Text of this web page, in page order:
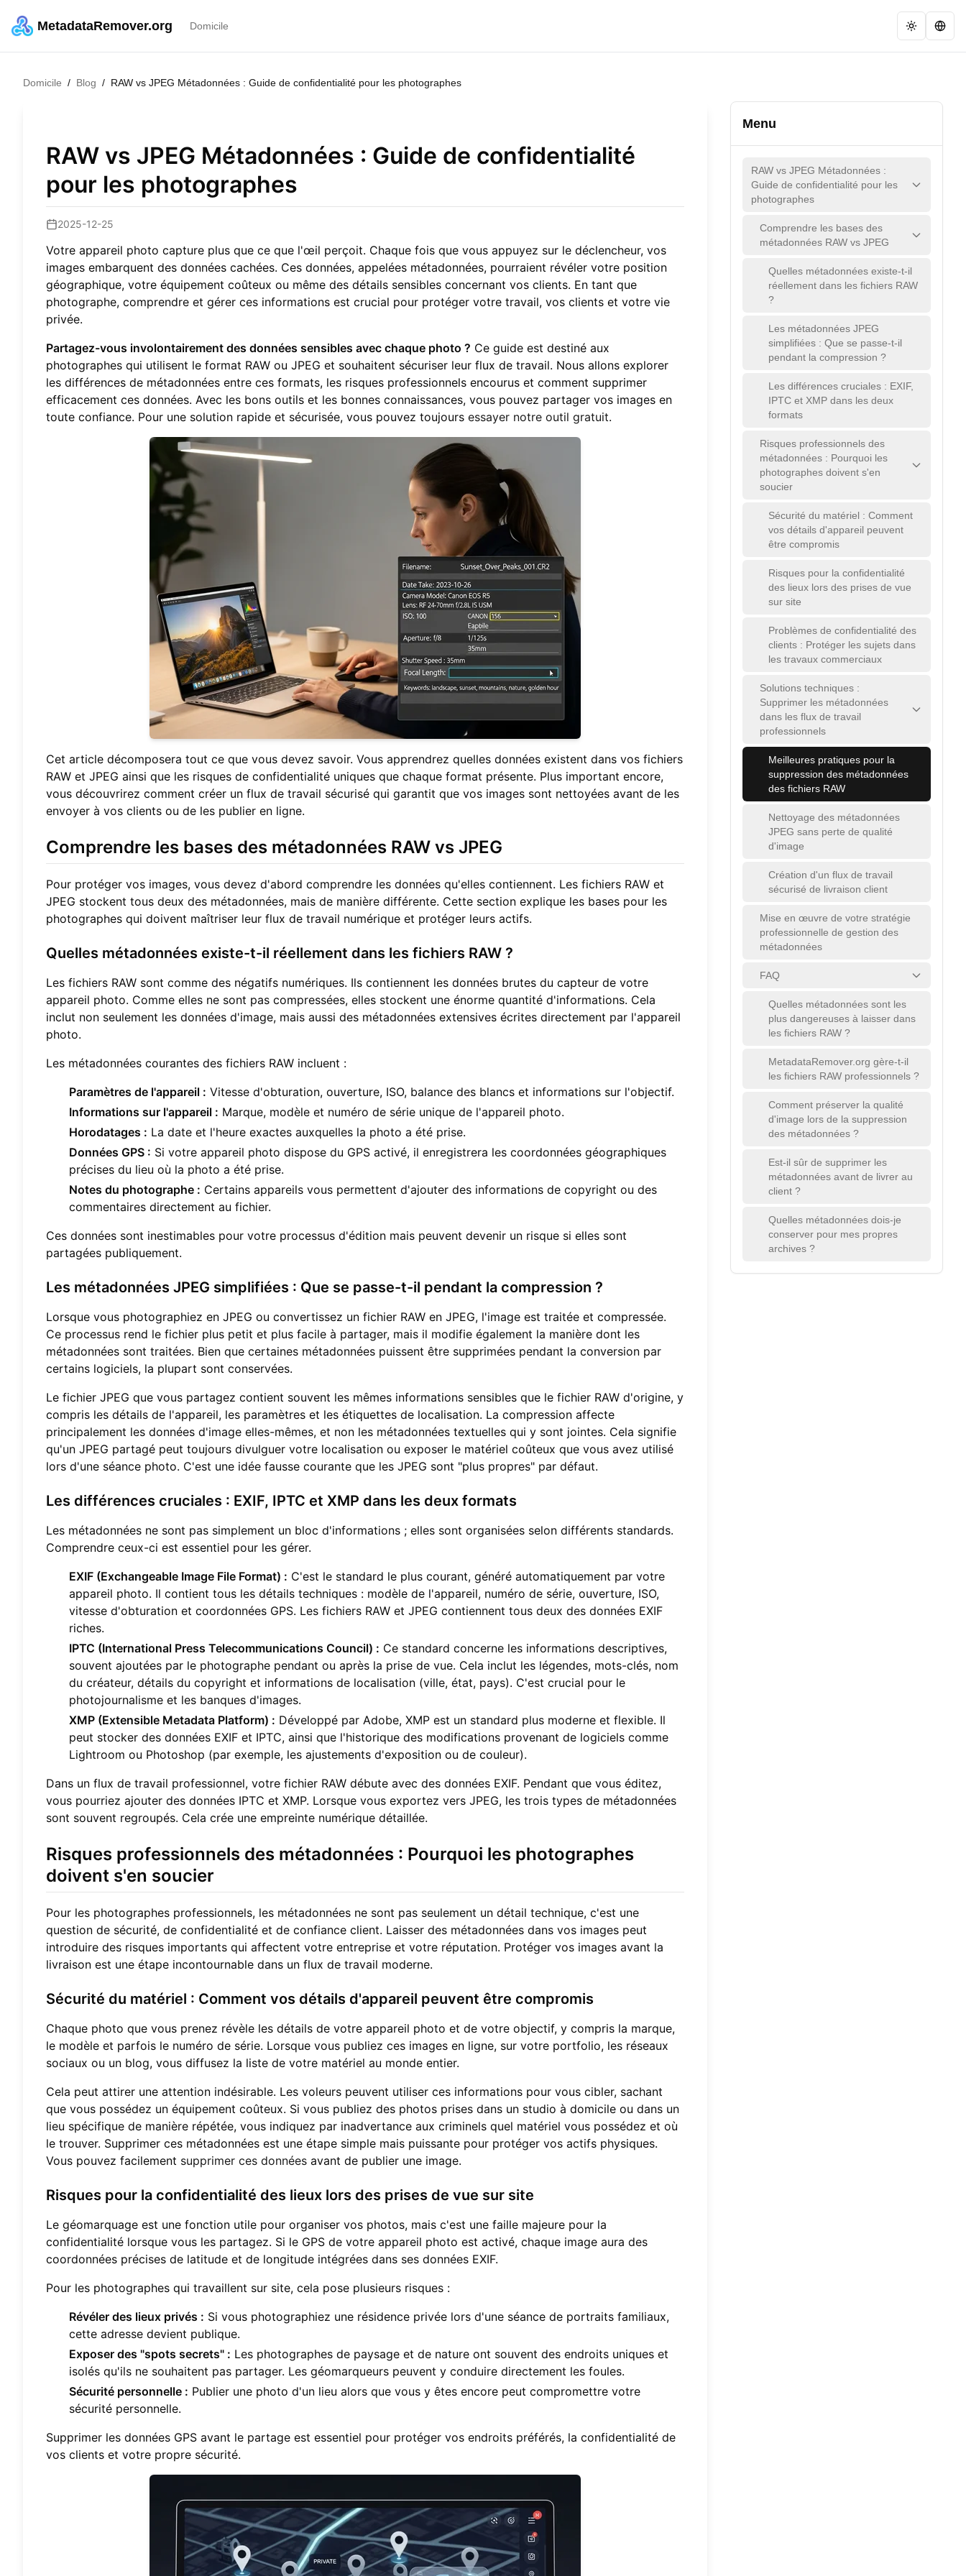
MetadataRemover.org Domicile
Domicile / Blog / RAW vs JPEG Métadonnées : Guide de confidentialité pour les photographes
RAW vs JPEG Métadonnées : Guide de confidentialité
pour les photographes
2025-12-25
Votre appareil photo capture plus que ce que l'œil perçoit. Chaque fois que vous appuyez sur le déclencheur, vos
images embarquent des données cachées. Ces données, appelées métadonnées, pourraient révéler votre position
géographique, votre équipement coûteux ou même des détails sensibles concernant vos clients. En tant que
photographe, comprendre et gérer ces informations est crucial pour protéger votre travail, vos clients et votre vie
privée.
Partagez-vous involontairement des données sensibles avec chaque photo ? Ce guide est destiné aux
photographes qui utilisent le format RAW ou JPEG et souhaitent sécuriser leur flux de travail. Nous allons explorer
les différences de métadonnées entre ces formats, les risques professionnels encourus et comment supprimer
efficacement ces données. Avec les bons outils et les bonnes connaissances, vous pouvez partager vos images en
toute confiance. Pour une solution rapide et sécurisée, vous pouvez toujours essayer notre outil gratuit.
Cet article décomposera tout ce que vous devez savoir. Vous apprendrez quelles données existent dans vos fichiers
RAW et JPEG ainsi que les risques de confidentialité uniques que chaque format présente. Plus important encore,
vous découvrirez comment créer un flux de travail sécurisé qui garantit que vos images sont nettoyées avant de les
envoyer à vos clients ou de les publier en ligne.
Comprendre les bases des métadonnées RAW vs JPEG
Pour protéger vos images, vous devez d'abord comprendre les données qu'elles contiennent. Les fichiers RAW et
JPEG stockent tous deux des métadonnées, mais de manière différente. Cette section explique les bases pour les
photographes qui doivent maîtriser leur flux de travail numérique et protéger leurs actifs.
Quelles métadonnées existe-t-il réellement dans les fichiers RAW ?
Les fichiers RAW sont comme des négatifs numériques. Ils contiennent les données brutes du capteur de votre
appareil photo. Comme elles ne sont pas compressées, elles stockent une énorme quantité d'informations. Cela
inclut non seulement les données d'image, mais aussi des métadonnées extensives écrites directement par l'appareil
photo.
Les métadonnées courantes des fichiers RAW incluent :
Paramètres de l'appareil : Vitesse d'obturation, ouverture, ISO, balance des blancs et informations sur l'objectif.
Informations sur l'appareil : Marque, modèle et numéro de série unique de l'appareil photo.
Horodatages : La date et l'heure exactes auxquelles la photo a été prise.
Données GPS : Si votre appareil photo dispose du GPS activé, il enregistrera les coordonnées géographiques
précises du lieu où la photo a été prise.
Notes du photographe : Certains appareils vous permettent d'ajouter des informations de copyright ou des
commentaires directement au fichier.
Ces données sont inestimables pour votre processus d'édition mais peuvent devenir un risque si elles sont
partagées publiquement.
Les métadonnées JPEG simplifiées : Que se passe-t-il pendant la compression ?
Lorsque vous photographiez en JPEG ou convertissez un fichier RAW en JPEG, l'image est traitée et compressée.
Ce processus rend le fichier plus petit et plus facile à partager, mais il modifie également la manière dont les
métadonnées sont traitées. Bien que certaines métadonnées puissent être supprimées pendant la conversion par
certains logiciels, la plupart sont conservées.
Le fichier JPEG que vous partagez contient souvent les mêmes informations sensibles que le fichier RAW d'origine, y
compris les détails de l'appareil, les paramètres et les étiquettes de localisation. La compression affecte
principalement les données d'image elles-mêmes, et non les métadonnées textuelles qui y sont jointes. Cela signifie
qu'un JPEG partagé peut toujours divulguer votre localisation ou exposer le matériel coûteux que vous avez utilisé
lors d'une séance photo. C'est une idée fausse courante que les JPEG sont "plus propres" par défaut.
Les différences cruciales : EXIF, IPTC et XMP dans les deux formats
Les métadonnées ne sont pas simplement un bloc d'informations ; elles sont organisées selon différents standards.
Comprendre ceux-ci est essentiel pour les gérer.
EXIF (Exchangeable Image File Format) : C'est le standard le plus courant, généré automatiquement par votre
appareil photo. Il contient tous les détails techniques : modèle de l'appareil, numéro de série, ouverture, ISO,
vitesse d'obturation et coordonnées GPS. Les fichiers RAW et JPEG contiennent tous deux des données EXIF
riches.
IPTC (International Press Telecommunications Council) : Ce standard concerne les informations descriptives,
souvent ajoutées par le photographe pendant ou après la prise de vue. Cela inclut les légendes, mots-clés, nom
du créateur, détails du copyright et informations de localisation (ville, état, pays). C'est crucial pour le
photojournalisme et les banques d'images.
XMP (Extensible Metadata Platform) : Développé par Adobe, XMP est un standard plus moderne et flexible. Il
peut stocker des données EXIF et IPTC, ainsi que l'historique des modifications provenant de logiciels comme
Lightroom ou Photoshop (par exemple, les ajustements d'exposition ou de couleur).
Dans un flux de travail professionnel, votre fichier RAW débute avec des données EXIF. Pendant que vous éditez,
vous pourriez ajouter des données IPTC et XMP. Lorsque vous exportez vers JPEG, les trois types de métadonnées
sont souvent regroupés. Cela crée une empreinte numérique détaillée.
Risques professionnels des métadonnées : Pourquoi les photographes
doivent s'en soucier
Pour les photographes professionnels, les métadonnées ne sont pas seulement un détail technique, c'est une
question de sécurité, de confidentialité et de confiance client. Laisser des métadonnées dans vos images peut
introduire des risques importants qui affectent votre entreprise et votre réputation. Protéger vos images avant la
livraison est une étape incontournable dans un flux de travail moderne.
Sécurité du matériel : Comment vos détails d'appareil peuvent être compromis
Chaque photo que vous prenez révèle les détails de votre appareil photo et de votre objectif, y compris la marque,
le modèle et parfois le numéro de série. Lorsque vous publiez ces images en ligne, sur votre portfolio, les réseaux
sociaux ou un blog, vous diffusez la liste de votre matériel au monde entier.
Cela peut attirer une attention indésirable. Les voleurs peuvent utiliser ces informations pour vous cibler, sachant
que vous possédez un équipement coûteux. Si vous publiez des photos prises dans un studio à domicile ou dans un
lieu spécifique de manière répétée, vous indiquez par inadvertance aux criminels quel matériel vous possédez et où
le trouver. Supprimer ces métadonnées est une étape simple mais puissante pour protéger vos actifs physiques.
Vous pouvez facilement supprimer ces données avant de publier une image.
Risques pour la confidentialité des lieux lors des prises de vue sur site
Le géomarquage est une fonction utile pour organiser vos photos, mais c'est une faille majeure pour la
confidentialité lorsque vous les partagez. Si le GPS de votre appareil photo est activé, chaque image aura des
coordonnées précises de latitude et de longitude intégrées dans ses données EXIF.
Pour les photographes qui travaillent sur site, cela pose plusieurs risques :
Révéler des lieux privés : Si vous photographiez une résidence privée lors d'une séance de portraits familiaux,
cette adresse devient publique.
Exposer des "spots secrets" : Les photographes de paysage et de nature ont souvent des endroits uniques et
isolés qu'ils ne souhaitent pas partager. Les géomarqueurs peuvent y conduire directement les foules.
Sécurité personnelle : Publier une photo d'un lieu alors que vous y êtes encore peut compromettre votre
sécurité personnelle.
Supprimer les données GPS avant le partage est essentiel pour protéger vos endroits préférés, la confidentialité de
vos clients et votre propre sécurité.
Menu
RAW vs JPEG Métadonnées :
Guide de confidentialité pour les
photographes
Comprendre les bases des
métadonnées RAW vs JPEG
Quelles métadonnées existe-t-il
réellement dans les fichiers RAW
?
Les métadonnées JPEG
simplifiées : Que se passe-t-il
pendant la compression ?
Les différences cruciales : EXIF,
IPTC et XMP dans les deux
formats
Risques professionnels des
métadonnées : Pourquoi les
photographes doivent s'en
soucier
Sécurité du matériel : Comment
vos détails d'appareil peuvent
être compromis
Risques pour la confidentialité
des lieux lors des prises de vue
sur site
Problèmes de confidentialité des
clients : Protéger les sujets dans
les travaux commerciaux
Solutions techniques :
Supprimer les métadonnées
dans les flux de travail
professionnels
Meilleures pratiques pour la
suppression des métadonnées
des fichiers RAW
Nettoyage des métadonnées
JPEG sans perte de qualité
d'image
Création d'un flux de travail
sécurisé de livraison client
Mise en œuvre de votre stratégie
professionnelle de gestion des
métadonnées
FAQ
Quelles métadonnées sont les
plus dangereuses à laisser dans
les fichiers RAW ?
MetadataRemover.org gère-t-il
les fichiers RAW professionnels ?
Comment préserver la qualité
d'image lors de la suppression
des métadonnées ?
Est-il sûr de supprimer les
métadonnées avant de livrer au
client ?
Quelles métadonnées dois-je
conserver pour mes propres
archives ?